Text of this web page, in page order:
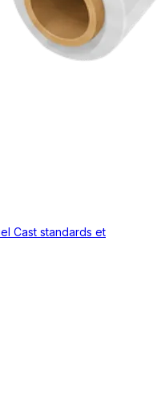
Cast standards et